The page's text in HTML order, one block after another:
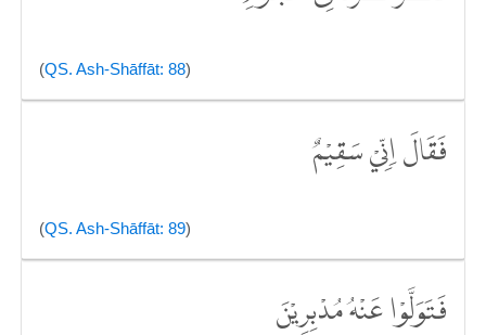
(QS. Ash-Shāffāt: 88)
فَقَالَ اِنِّيْ سَقِيْمٌ
(QS. Ash-Shāffāt: 89)
فَتَوَلَّوْا عَنْهُ مُدْبِرِيْنَ